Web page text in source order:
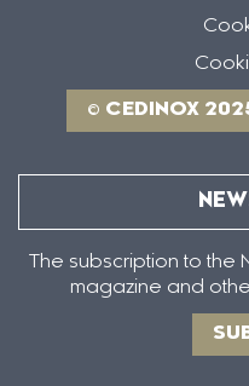
© CEDINOX
The subscription to the
magazine and